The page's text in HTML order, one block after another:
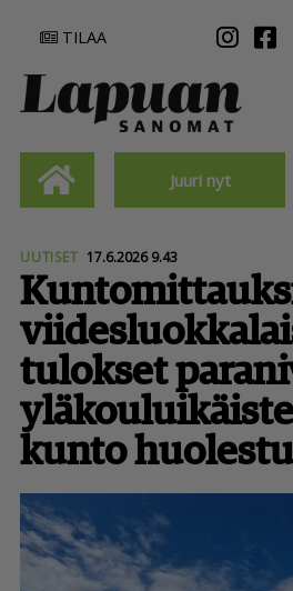
TILAA
Juuri nyt
UUTISET 17.6.2026 9.43
tulokset
kunto